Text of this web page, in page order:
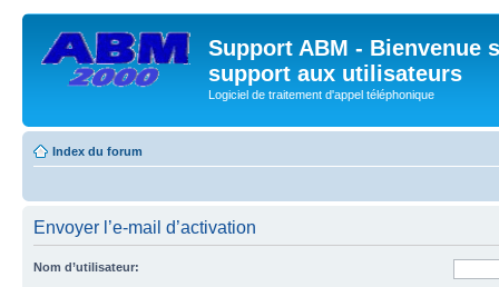
Support ABM - Bienvenue
support aux utilisateurs
Logiciel de traitement d'appel téléphonique
Index du forum
Envoyer l’e-mail d’activation
Nom d’utilisateur: